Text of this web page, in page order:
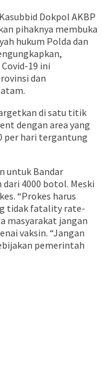
Dokpol AKBP
pihaknya membuka
hukum Polda dan
19 ini
dan
di satu titik
dengan area yang
per hari tergantung
untuk Bandar
4000 botol. Meski
“Prokes harus
tidak fatality rate-
masyarakat jangan
vaksin. “Jangan
pemerintah